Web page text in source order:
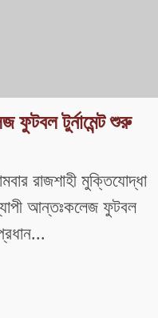
ফুটবল টুর্নামেন্ট শুরু
রাজশাহী মুক্তিযোদ্ধা
আন্তঃকলেজ ফুটবল